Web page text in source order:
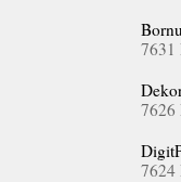
7631
7626
7624